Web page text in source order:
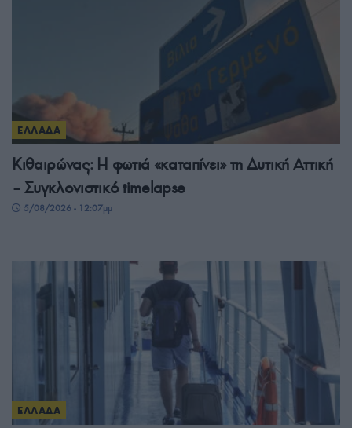
ΕΛΛΑΔΑ
Κιθαιρώνας: Η φωτιά «καταπίνει» τη Δυτική Αττική
– Συγκλονιστικό timelapse
5/08/2026 - 12:07μμ
ΕΛΛΑΔΑ